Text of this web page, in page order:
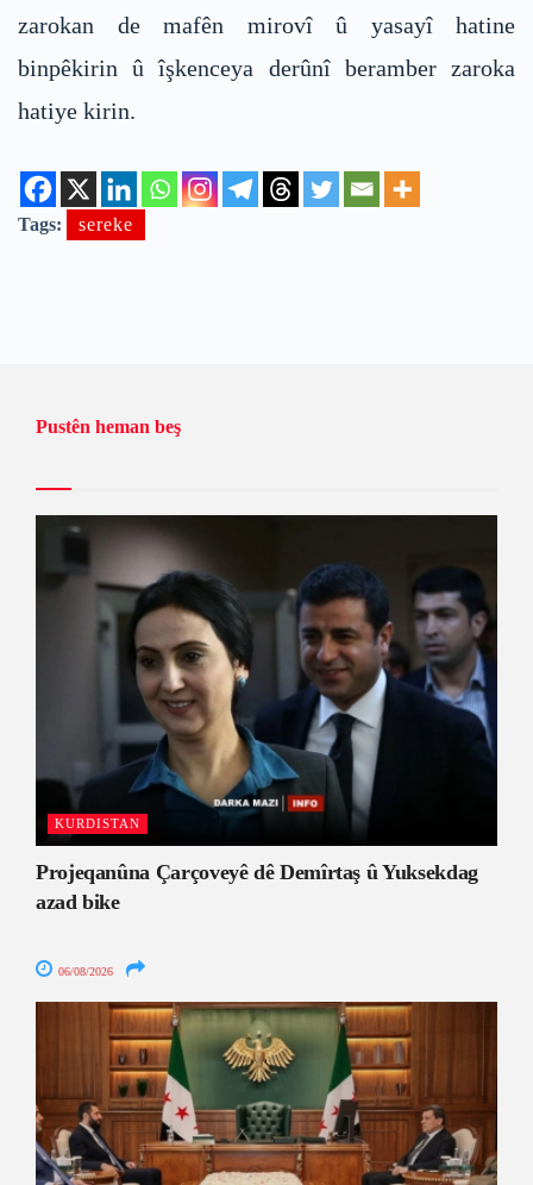
zarokan de mafên mirovî û yasayî hatine
binpêkirin û îşkenceya derûnî beramber zaroka
hatiye kirin.
Tags: sereke
Pustên heman beş
KURDISTAN
Projeqanûna Çarçoveyê dê Demîrtaş û Yuksekdag
azad bike
06/08/2026